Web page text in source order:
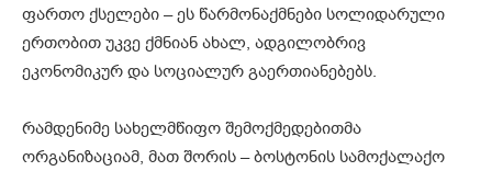
ფართო ქსელები – ეს წარმონაქმნები სოლიდარული
ერთობით უკვე ქმნიან ახალ, ადგილობრივ
ეკონომიკურ და სოციალურ გაერთიანებებს.
რამდენიმე სახელმწიფო შემოქმედებითმა
ორგანიზაციამ, მათ შორის – ბოსტონის სამოქალაქო